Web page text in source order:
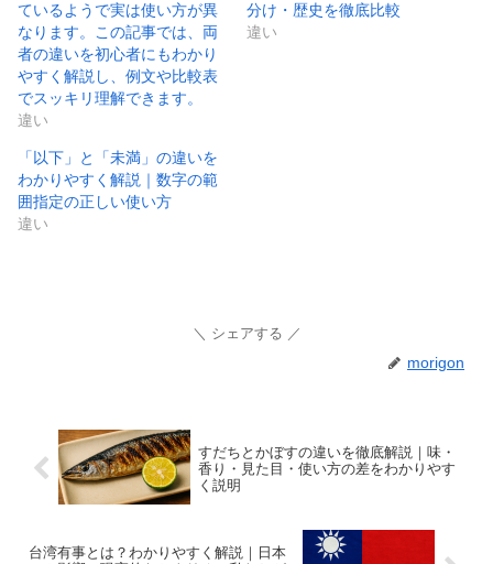
ているようで実は使い方が異
なります。この記事では、両
者の違いを初心者にもわかり
やすく解説し、例文や比較表
でスッキリ理解できます。
違い
分け・歴史を徹底比較
違い
「以下」と「未満」の違いを
わかりやすく解説｜数字の範
囲指定の正しい使い方
違い
シェアする
morigon
すだちとかぼすの違いを徹底解説｜味・
香り・見た目・使い方の差をわかりやす
く説明
台湾有事とは？わかりやすく解説｜日本